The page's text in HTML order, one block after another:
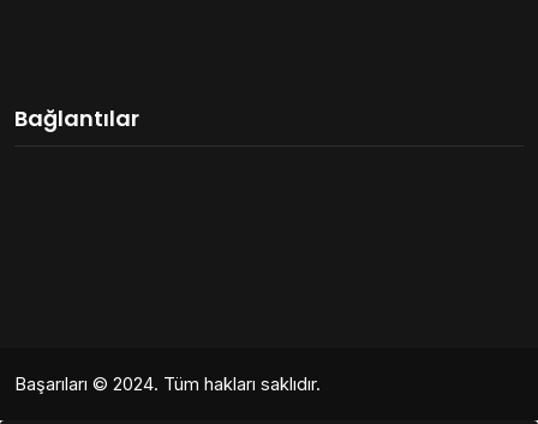
Bağlantılar
Başarıları © 2024. Tüm hakları saklıdır.